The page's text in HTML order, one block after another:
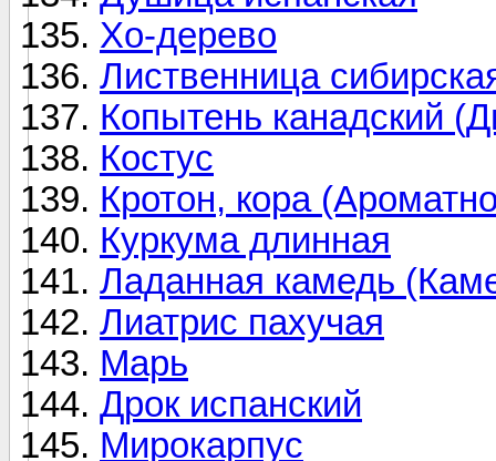
Хо-дерево
Лиственница
Копытень канадский
Костус
Кротон, кора
Куркума длинная
Ладанная камедь
Лиатрис пахучая
Марь
Дрок испанский
Мирокарпус